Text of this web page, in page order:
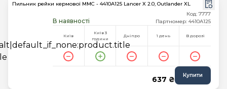
Пильник рейки кермової MMC - 4410A125 Lancer X 2.0, Outlander XL
В наявності
Код: 7777
Партномер: 4410A125
Київ
Київ 3
години
Дніпро 1 день В дорозі
637 ₴ Купити